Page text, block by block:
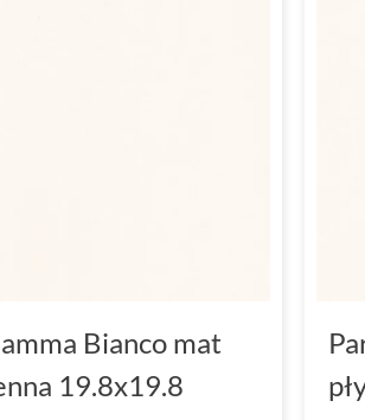
Bianco mat
19.8x19.8